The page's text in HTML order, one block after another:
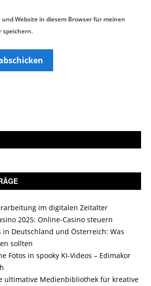
und Website in diesem Browser für meinen
speichern.
im digitalen Zeitalter
2025: Online-Casino steuern
in Deutschland und Österreich: Was
sollten
Fotos in spooky KI-Videos – Edimakor
ultimative Medienbibliothek für kreative